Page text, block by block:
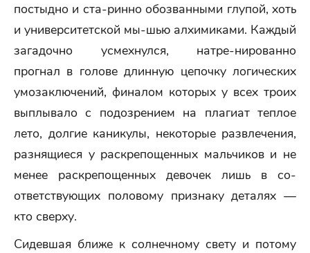
постыдно и ста-ринно обозванными глупой, хоть
и университетской мы-шью алхимиками. Каждый
загадочно усмехнулся, натре-нированно
прогнал в голове длинную цепочку логических
умозаключений, финалом которых у всех троих
выплывало с подозрением на плагиат теплое
лето, долгие каникулы, некоторые развлечения,
разнящиеся у раскрепощенных мальчиков и не
менее раскрепощенных девочек лишь в со-
ответствующих половому признаку деталях —
кто сверху.
Сидевшая ближе к солнечному свету и потому